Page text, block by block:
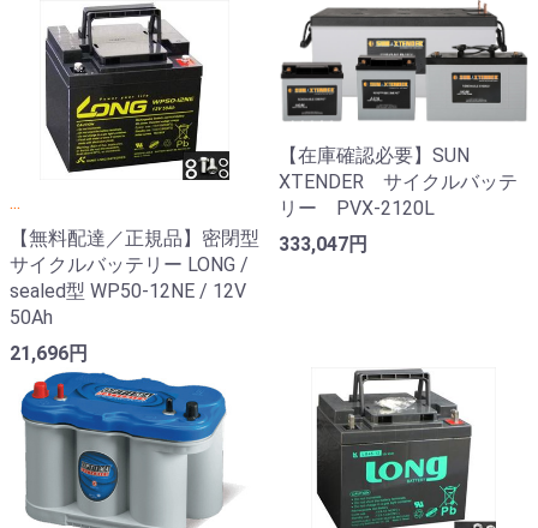
...
【無料配達／正規品】密閉型
サイクルバッテリー LONG /
sealed型 WP50-12NE / 12V
50Ah
21,696円
【在庫確認必要】SUN
XTENDER サイクルバッテ
リー PVX-2120L
333,047円